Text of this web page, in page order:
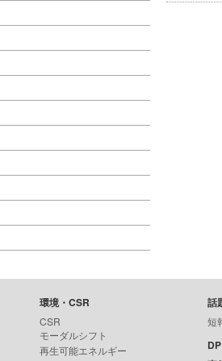
環境・CSR
CSR
モーダルシフト
再生可能エネルギー
話
短